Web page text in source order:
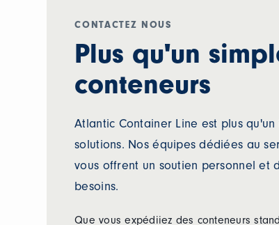
CONTACTEZ NOUS
Plus qu'un
conteneurs
Atlantic Container Line est plus
solutions. Nos équipes dédiées au
vous offrent un soutien personnel et
besoins.
Que vous expédiiez des conteneurs